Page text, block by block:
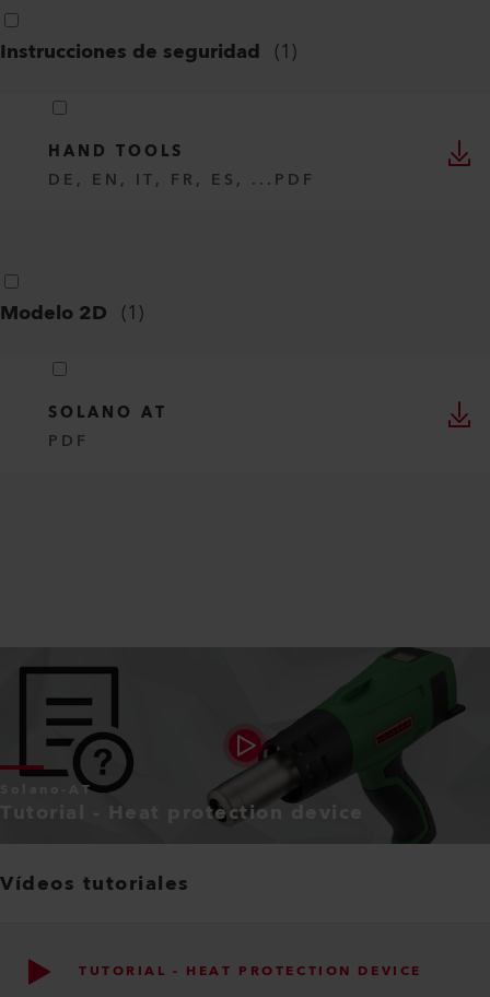
Instrucciones de seguridad (1)
HAND TOOLS
DE, EN, IT, FR, ES, ... PDF
Modelo 2D (1)
SOLANO AT
PDF
Solano-AT
Tutorial - Heat protection device
Vídeos tutoriales
TUTORIAL - HEAT PROTECTION DEVICE